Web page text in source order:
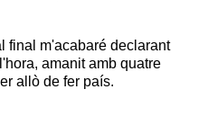
final m'acabaré declarant
amanit amb quatre
allò de fer país.